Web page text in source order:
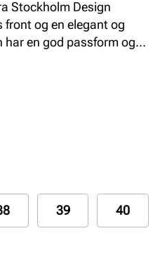
Stockholm Design
front og en elegant og
en god passform og
39 40